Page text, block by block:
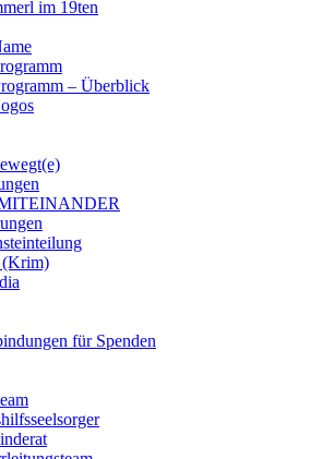
im 19ten
– Überblick
(Krim)
für Spenden